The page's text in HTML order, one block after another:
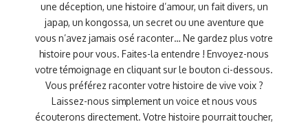
une déception, une histoire d’amour, un fait divers, un
japap, un kongossa, un secret ou une aventure que
vous n’avez jamais osé raconter… Ne gardez plus votre
histoire pour vous. Faites-la entendre ! Envoyez-nous
votre témoignage en cliquant sur le bouton ci-dessous.
Vous préférez raconter votre histoire de vive voix ?
Laissez-nous simplement un voice et nous vous
écouterons directement. Votre histoire pourrait toucher,